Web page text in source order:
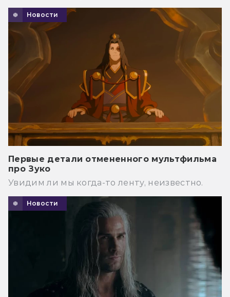
Новости
Первые детали отмененного мультфильма
про Зуко
Увидим ли мы когда-то ленту, неизвестно.
Новости